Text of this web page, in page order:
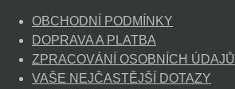
OBCHODNÍ PODMÍNKY
DOPRAVA A PLATBA
ZPRACOVÁNÍ OSOBNÍCH ÚDAJŮ
VAŠE NEJČASTĚJŠÍ DOTAZY